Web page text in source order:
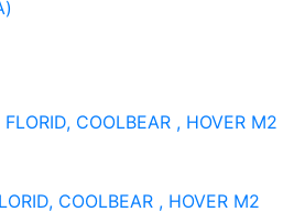
COOLBEAR , HOVER M2